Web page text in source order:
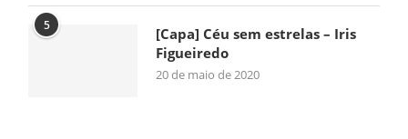
5
[Capa] Céu sem estrelas – Iris
Figueiredo
20 de maio de 2020